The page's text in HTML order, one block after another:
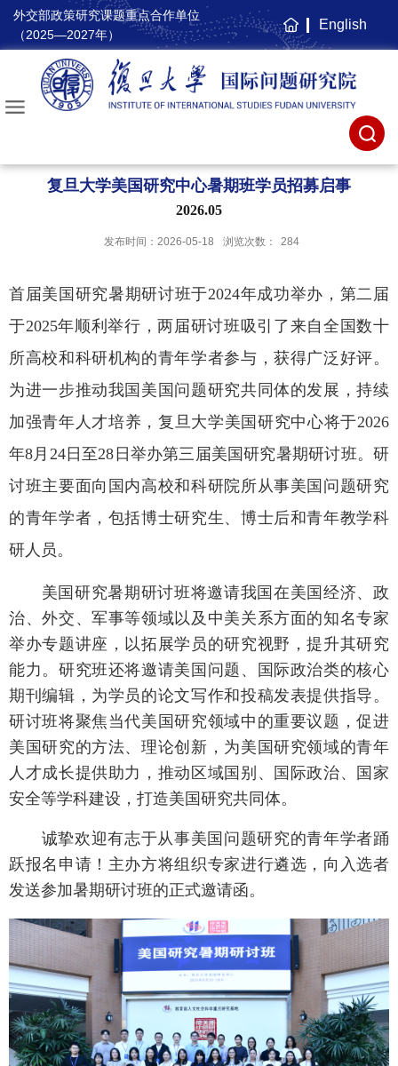
外交部政策研究课题重点合作单位
（2025—2027年）
主
页
English
复旦大学美国研究中心暑期班学员招募启事
2026.05
发布时间：2026-05-18 浏览次数： 284
首届美国研究暑期研讨班于2024年成功举办，第二届
于2025年顺利举行，两届研讨班吸引了来自全国数十
所高校和科研机构的青年学者参与，获得广泛好评。
为进一步推动我国美国问题研究共同体的发展，持续
加强青年人才培养，复旦大学美国研究中心将于2026
年8月24日至28日举办第三届美国研究暑期研讨班。研
讨班主要面向国内高校和科研院所从事美国问题研究
的青年学者，包括博士研究生、博士后和青年教学科
研人员。
美国研究暑期研讨班将邀请我国在美国经济、政
治、外交、军事等领域以及中美关系方面的知名专家
举办专题讲座，以拓展学员的研究视野，提升其研究
能力。研究班还将邀请美国问题、国际政治类的核心
期刊编辑，为学员的论文写作和投稿发表提供指导。
研讨班将聚焦当代美国研究领域中的重要议题，促进
美国研究的方法、理论创新，为美国研究领域的青年
人才成长提供助力，推动区域国别、国际政治、国家
安全等学科建设，打造美国研究共同体。
诚挚欢迎有志于从事美国问题研究的青年学者踊
跃报名申请！主办方将组织专家进行遴选，向入选者
发送参加暑期研讨班的正式邀请函。